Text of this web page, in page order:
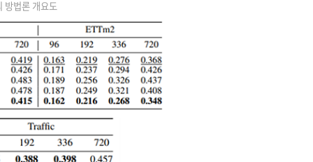
방법론 개요도